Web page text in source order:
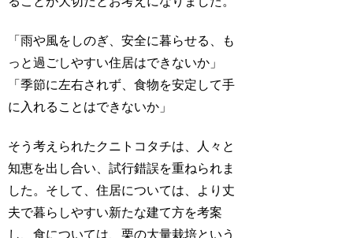
「雨や風をしのぎ、安全に暮らせる、も
っと過ごしやすい住居はできないか」
「季節に左右されず、食物を安定して手
に入れることはできないか」
そう考えられたクニトコタチは、人々と
知恵を出し合い、試行錯誤を重ねられま
した。そして、住居については、より丈
夫で暮らしやすい新たな建て方を考案
し、食については、栗の大量栽培という